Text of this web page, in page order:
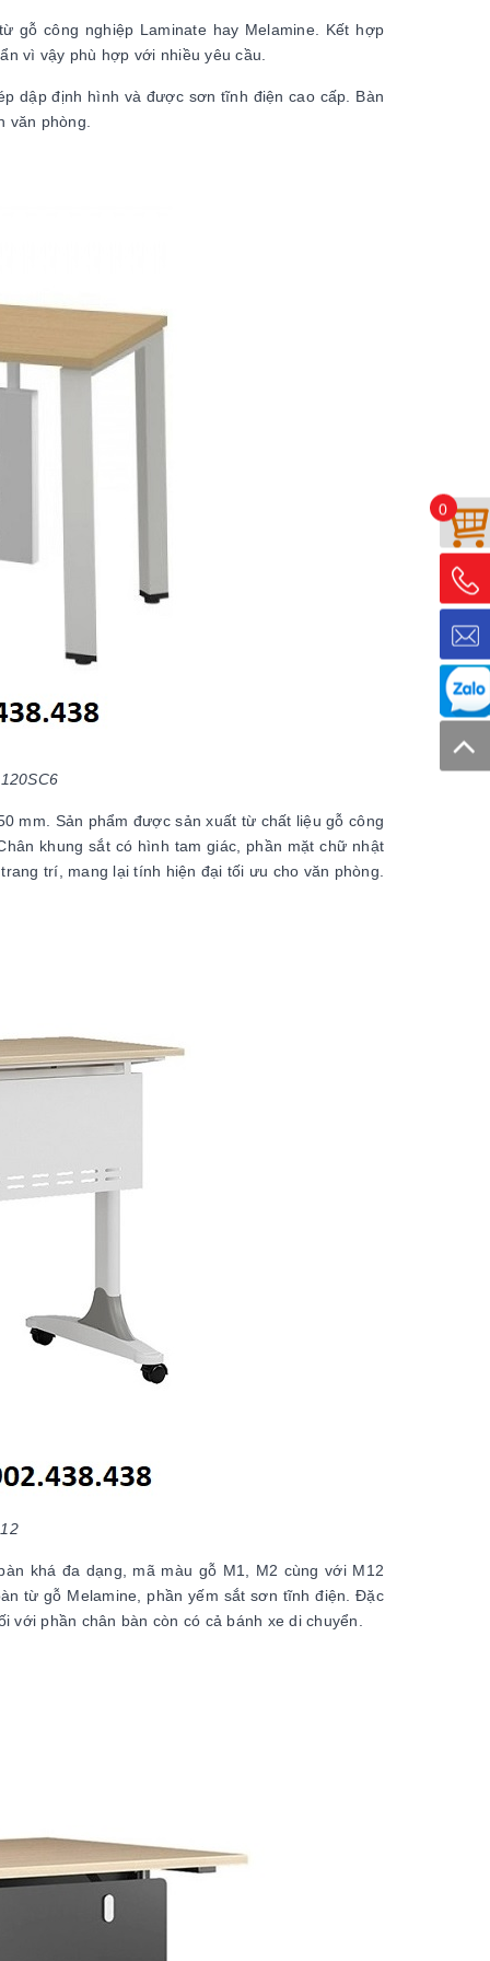
gỗ công nghiệp Laminate hay Melamine. Kết hợp
vì vậy phù hợp với nhiều yêu cầu.
dập định hình và được sơn tĩnh điện cao cấp. Bàn
văn phòng.
mm. Sản phẩm được sản xuất từ chất liệu gỗ công
khung sắt có hình tam giác, phần mặt chữ nhật
trí, mang lại tính hiện đại tối ưu cho văn phòng.
khá đa dạng, mã màu gỗ M1, M2 cùng với M12
từ gỗ Melamine, phần yếm sắt sơn tĩnh điện. Đặc
phần chân bàn còn có cả bánh xe di chuyển.
0